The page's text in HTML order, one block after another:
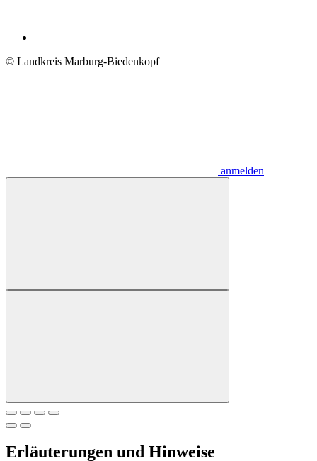
© Landkreis Marburg-Biedenkopf
anmelden
Erläuterungen und Hinweise